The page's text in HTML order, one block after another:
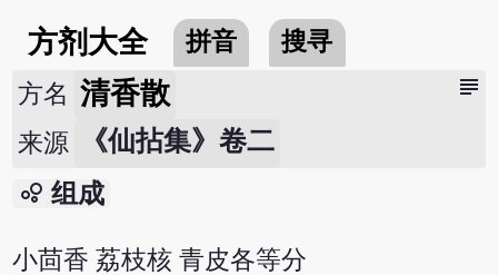
方剂大全 拼音 搜寻
subject
方名 清香散
来源 《仙拈集》卷二
bubble_chart 组成
小茴香 荔枝核 青皮各等分